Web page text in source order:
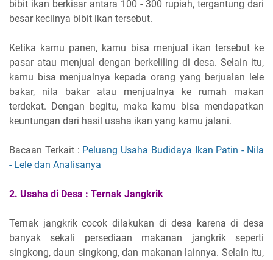
bibit ikan berkisar antara 100 - 300 rupiah, tergantung dari
besar kecilnya bibit ikan tersebut.
Ketika kamu panen, kamu bisa menjual ikan tersebut ke
pasar atau menjual dengan berkeliling di desa. Selain itu,
kamu bisa menjualnya kepada orang yang berjualan lele
bakar, nila bakar atau menjualnya ke rumah makan
terdekat. Dengan begitu, maka kamu bisa mendapatkan
keuntungan dari hasil usaha ikan yang kamu jalani.
Bacaan Terkait : Peluang Usaha Budidaya Ikan Patin - Nila
- Lele dan Analisanya
2. Usaha di Desa : Ternak Jangkrik
Ternak jangkrik cocok dilakukan di desa karena di desa
banyak sekali persediaan makanan jangkrik seperti
singkong, daun singkong, dan makanan lainnya. Selain itu,